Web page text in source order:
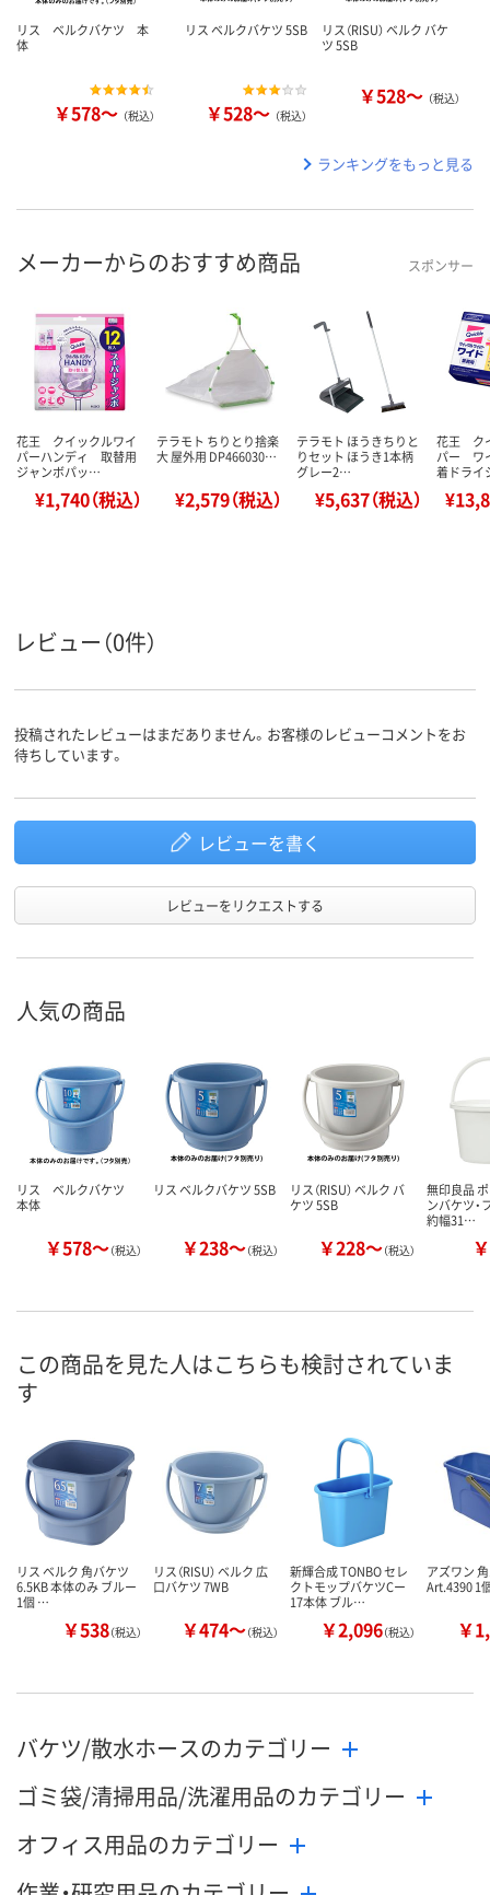
リス ベルクバケツ 本
体
￥578～ （税込）
リス ベルクバケツ 5SB
￥528～ （税込）
リス（RISU） ベルク バケ
ツ 5SB
￥528～ （税込）
ランキングをもっと見る
メーカーからのおすすめ商品 スポンサー
花王 クイックルワイ
パーハンディ 取替用
ジャンボパッ…
¥1,740（税込）
テラモト ちりとり捨楽
大 屋外用 DP466030…
¥2,579（税込）
テラモト ほうきちりと
りセット ほうき1本柄
グレー2…
¥5,637（税込）
花王 ク
パー ワ
着ドラ
レビュー（0件）
投稿されたレビューはまだありません。お客様のレビューコメントをお
待ちしています。
レビューを書く
レビューをリクエストする
人気の商品
リス ベルクバケツ
本体
￥578～（税込）
リス ベルクバケツ 5SB
￥238～（税込）
リス（RISU） ベルク バ
ケツ 5SB
￥228～（税込）
無印良品
ンバケツ・
約幅31…
この商品を見た人はこちらも検討されていま
す
リス ベルク 角バケツ
6.5KB 本体のみ ブルー
1個 …
￥538（税込）
リス（RISU） ベルク 広
口バケツ 7WB
￥474～（税込）
新輝合成 TONBO セレ
クトモップバケツCー
17本体 ブル…
￥2,096（税込）
アズワン
Art.4390 1
￥
バケツ/散水ホースのカテゴリー
ゴミ袋/清掃用品/洗濯用品のカテゴリー
オフィス用品のカテゴリー